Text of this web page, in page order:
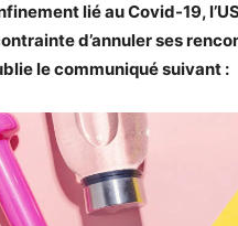
lié au Covid-19,
d’annuler ses
le communiqué suivant :